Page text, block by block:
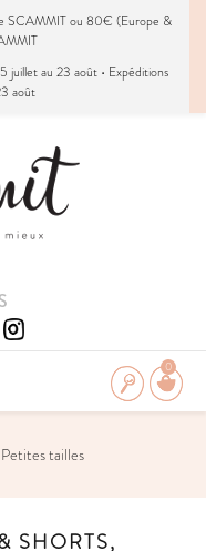
SCAMMIT ou 80€ (Europe &
juillet au 23 août • Expéditions
août
0
Petites tailles
SHORTS,